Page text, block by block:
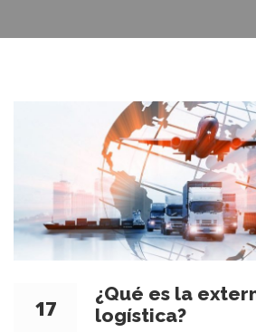
17
¿Qué es la
logística?